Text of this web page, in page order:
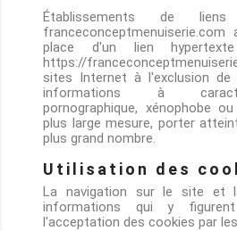
Établissements de
place d'un lien
https://
sites Internet à l'exclusion
informations à
pornographique, xénophobe
plus large mesure, porter
plus grand nombre.
Utilisation des
La navigation sur le site et
informations qui y
l'acceptation des cookies par